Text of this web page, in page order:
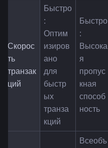
Скорос
ть
транзак
ций
Быстро
:
Оптим
изиров
ано
для
быстр
ых
транза
кций
Быстро
:
Высока
я
пропус
кная
способ
ность
Всеобъ